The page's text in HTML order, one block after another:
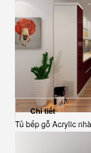
Tủ bếp gỗ Acrylic
Chi tiết